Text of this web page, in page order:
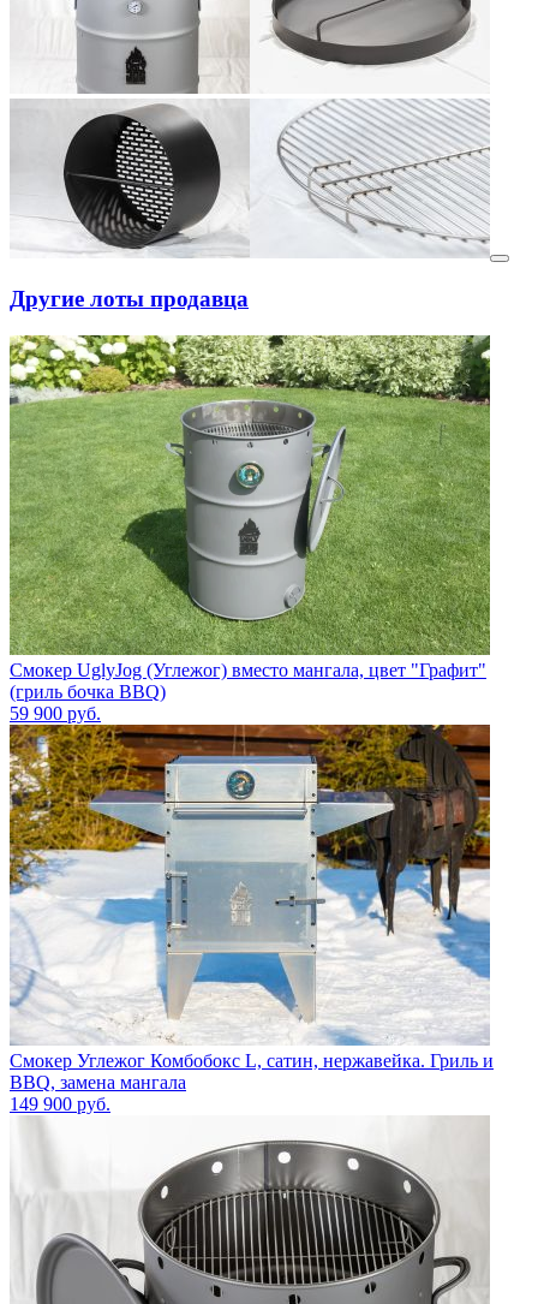
Другие лоты продавца
Смокер UglyJog (Углежог) вместо мангала, цвет "Графит"
(гриль бочка BBQ)
59 900 руб.
Смокер Углежог Комбобокс L, сатин, нержавейка. Гриль и
BBQ, замена мангала
149 900 руб.